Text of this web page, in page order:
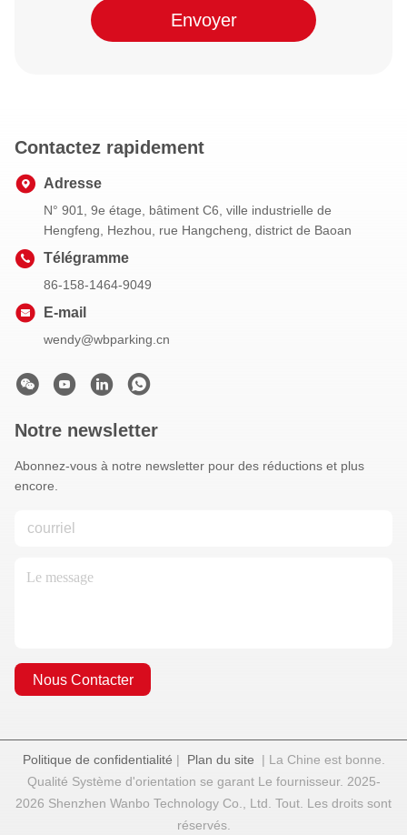
Envoyer
Contactez rapidement
Adresse
N° 901, 9e étage, bâtiment C6, ville industrielle de
Hengfeng, Hezhou, rue Hangcheng, district de Baoan
Télégramme
86-158-1464-9049
E-mail
wendy@wbparking.cn
Notre newsletter
Abonnez-vous à notre newsletter pour des réductions et plus
encore.
Nous Contacter
Politique de confidentialité | Plan du site | La Chine est bonne.
Qualité Système d'orientation se garant Le fournisseur. 2025-
2026 Shenzhen Wanbo Technology Co., Ltd. Tout. Les droits sont
réservés.